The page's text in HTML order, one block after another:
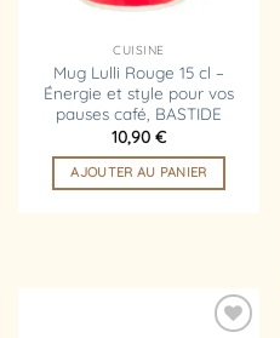
CUISINE
Mug Lulli Rouge 15 cl –
Énergie et style pour vos
pauses café, BASTIDE
10,90 €
AJOUTER AU PANIER